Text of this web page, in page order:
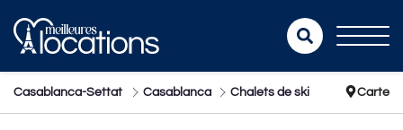
Casablanca-Settat Casablanca Chalets de ski Carte